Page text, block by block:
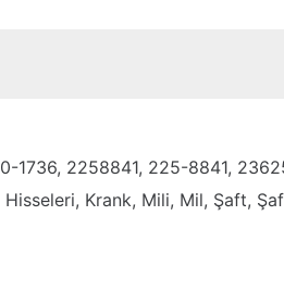
2258841, 225-8841,
Krank, Mili, Mil, Şaft,